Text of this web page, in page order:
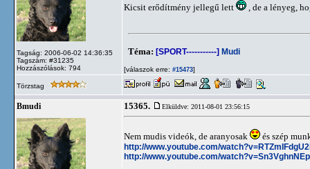
Tagság: 2006-06-02 14:36:35
Tagszám: #31235
Hozzászólások: 794
Kicsit erődítmény jellegű lett
, de a lényeg,
Téma: [SPORT-----------] Mudi
[válaszok erre: #15473]
Törzstag
Bmudi 15365. Elküldve: 2011-08-01 23:56:15
Nem mudis videók, de aranyosak
és szép
http://www.youtube.com/
http://www.youtube.com/